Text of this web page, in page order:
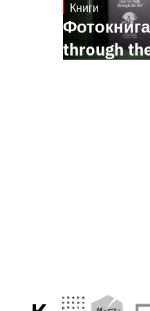
Книги
through